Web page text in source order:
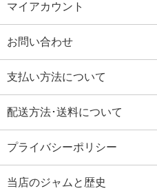
マイアカウント
お問い合わせ
支払い方法について
配送方法･送料について
プライバシーポリシー
当店のジャムと歴史